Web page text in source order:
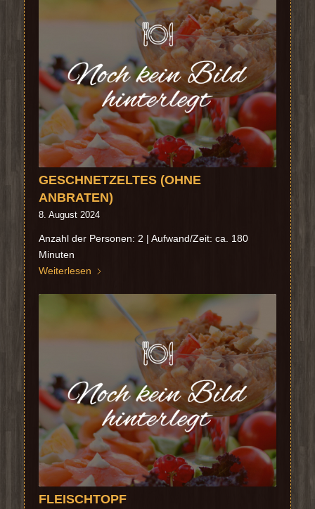
GESCHNETZELTES (OHNE
ANBRATEN)
8. August 2024
Anzahl der Personen: 2 | Aufwand/Zeit: ca. 180
Minuten
Weiterlesen
FLEISCHTOPF